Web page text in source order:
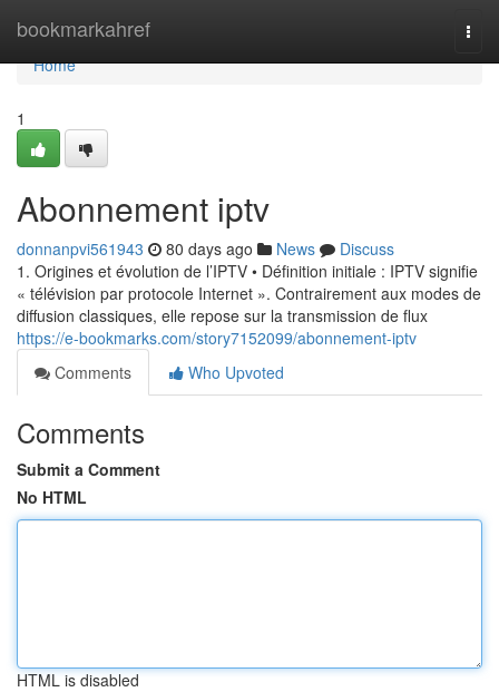
bookmarkahref
Home
Home
1
Abonnement iptv
donnanpvi561943 80 days ago News
Discuss
1. Origines et évolution de l’IPTV • Définition initiale : IPTV signifie
« télévision par protocole Internet ». Contrairement aux modes de
diffusion classiques, elle repose sur la transmission de flux
https://e-bookmarks.com/story7152099/abonnement-iptv
Comments
Who Upvoted
Comments
Submit a Comment
No HTML
HTML is disabled